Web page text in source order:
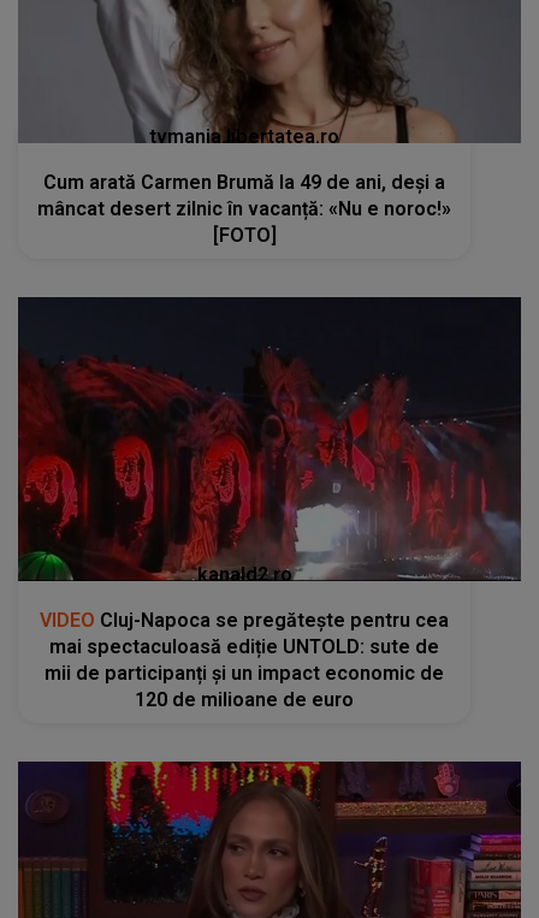
tvmania.libertatea.ro
Cum arată Carmen Brumă la 49 de ani, deși a
mâncat desert zilnic în vacanță: «Nu e noroc!»
[FOTO]
kanald2.ro
VIDEO Cluj-Napoca se pregătește pentru cea
mai spectaculoasă ediție UNTOLD: sute de
mii de participanți și un impact economic de
120 de milioane de euro